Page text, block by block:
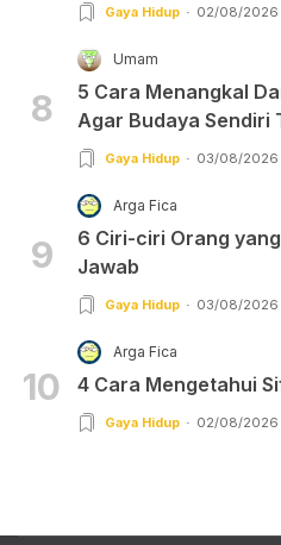
Gaya Hidup 02/08/2026
8
Umam
5 Cara Menangkal
Agar Budaya Sendiri
Gaya Hidup 03/08/2026
9
Arga Fica
6 Ciri-ciri Orang
Jawab
Gaya Hidup 03/08/2026
10
Arga Fica
4 Cara Mengetahui
Gaya Hidup 02/08/2026